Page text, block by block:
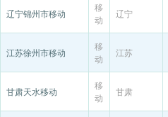
辽宁锦州市移动
移
动
辽宁
江苏徐州市移动
移
动
江苏
甘肃天水移动
移
动
甘肃